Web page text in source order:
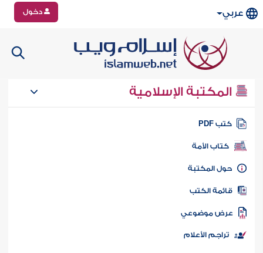
عربي دخول
المكتبة الإسلامية
كتب PDF
كتاب الأمة
المكتبة
الكتب
موضوعي